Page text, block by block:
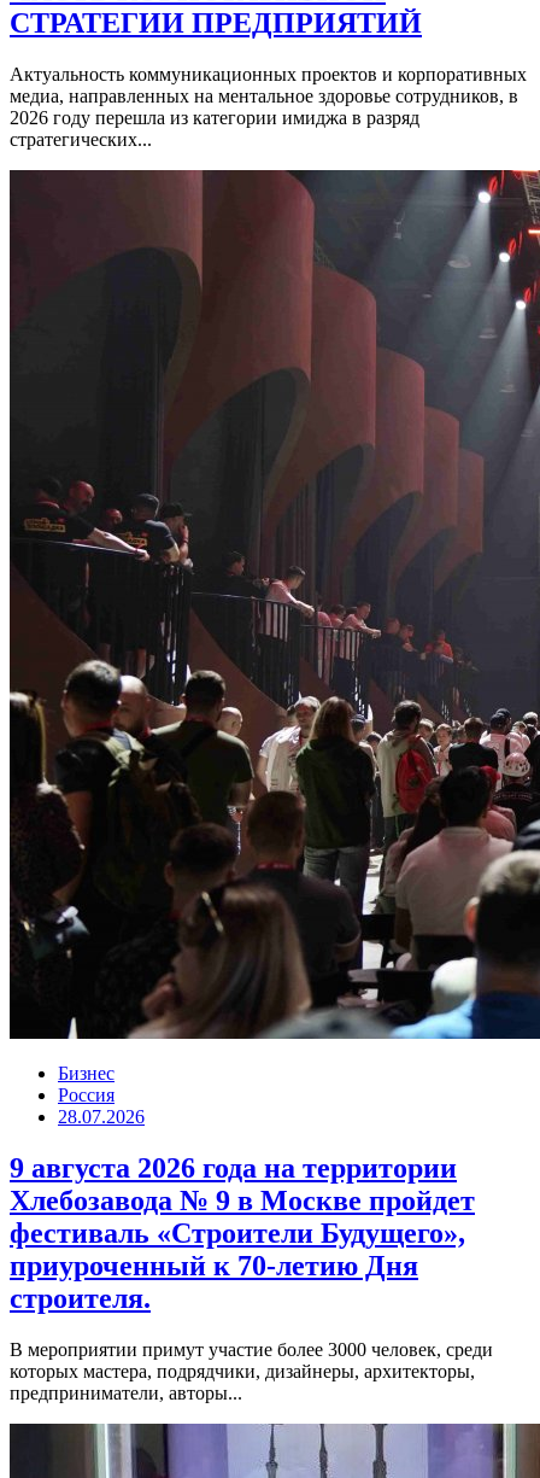
СТРАТЕГИИ ПРЕДПРИЯТИЙ
Актуальность коммуникационных проектов и корпоративных
медиа, направленных на ментальное здоровье сотрудников, в
2026 году перешла из категории имиджа в разряд
стратегических...
Бизнес
Россия
28.07.2026
9 августа 2026 года на территории
Хлебозавода № 9 в Москве пройдет
фестиваль «Строители Будущего»,
приуроченный к 70-летию Дня
строителя.
В мероприятии примут участие более 3000 человек, среди
которых мастера, подрядчики, дизайнеры, архитекторы,
предприниматели, авторы...